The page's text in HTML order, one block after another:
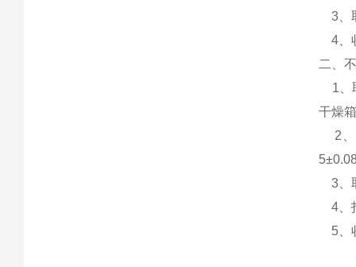
3、
4、
二、
1、
干燥
2、
3、
4、
5、